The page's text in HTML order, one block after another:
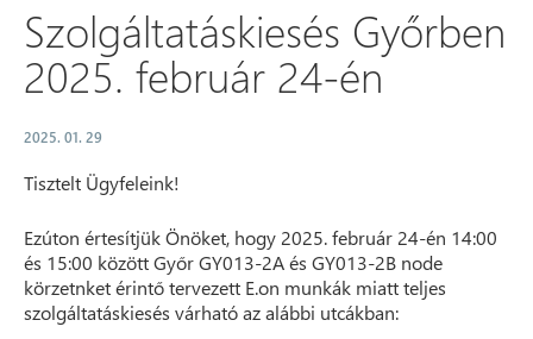
Szolgáltatáskiesés Győrben
2025. február 24-én
2025. 01. 29
Tisztelt Ügyfeleink!
Ezúton értesítjük Önöket, hogy 2025. február 24-én 14:00
és 15:00 között Győr GY013-2A és GY013-2B node
körzetnket érintő tervezett E.on munkák miatt teljes
szolgáltatáskiesés várható az alábbi utcákban: